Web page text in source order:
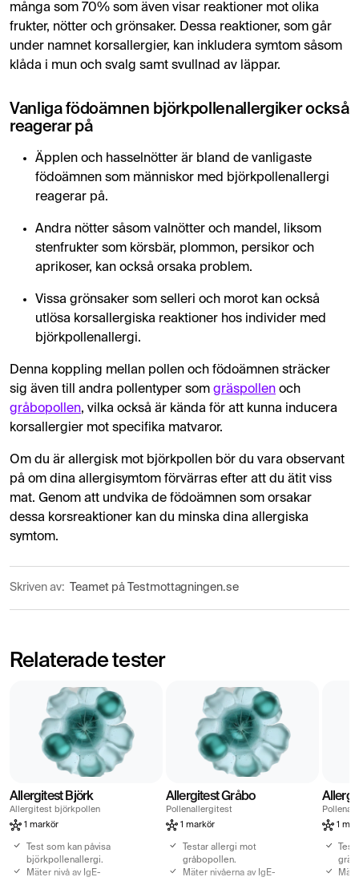
många som 70% som även visar reaktioner mot olika
frukter, nötter och grönsaker. Dessa reaktioner, som går
under namnet korsallergier, kan inkludera symtom såsom
klåda i mun och svalg samt svullnad av läppar.
Vanliga födoämnen björkpollenallergiker också
reagerar på
Äpplen och hasselnötter är bland de vanligaste
födoämnen som människor med björkpollenallergi
reagerar på.
Andra nötter såsom valnötter och mandel, liksom
stenfrukter som körsbär, plommon, persikor och
aprikoser, kan också orsaka problem.
Vissa grönsaker som selleri och morot kan också
utlösa korsallergiska reaktioner hos individer med
björkpollenallergi.
Denna koppling mellan pollen och födoämnen sträcker
sig även till andra pollentyper som gräspollen och
gråbopollen, vilka också är kända för att kunna inducera
korsallergier mot specifika matvaror.
Om du är allergisk mot björkpollen bör du vara observant
på om dina allergisymtom förvärras efter att du ätit viss
mat. Genom att undvika de födoämnen som orsakar
dessa korsreaktioner kan du minska dina allergiska
symtom.
Skriven av: Teamet på Testmottagningen.se
Relaterade tester
Allergitest Björk
Allergitest björkpollen
1 markör
Test som kan påvisa
björkpollenallergi.
Mäter nivå av IgE-
Allergitest Gråbo
Pollenallergitest
1 markör
Testar allergi mot
gråbopollen.
Mäter nivåerna av IgE-
1